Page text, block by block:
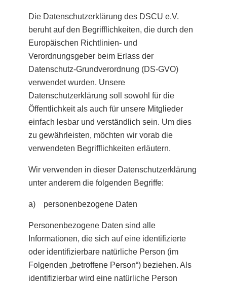
Die Datenschutzerklärung des DSCU e.V.
beruht auf den Begrifflichkeiten, die durch den
Europäischen Richtlinien- und
Verordnungsgeber beim Erlass der
Datenschutz-Grundverordnung (DS-GVO)
verwendet wurden. Unsere
Datenschutzerklärung soll sowohl für die
Öffentlichkeit als auch für unsere Mitglieder
einfach lesbar und verständlich sein. Um dies
zu gewährleisten, möchten wir vorab die
verwendeten Begrifflichkeiten erläutern.
Wir verwenden in dieser Datenschutzerklärung
unter anderem die folgenden Begriffe:
a) personenbezogene Daten
Personenbezogene Daten sind alle
Informationen, die sich auf eine identifizierte
oder identifizierbare natürliche Person (im
Folgenden „betroffene Person“) beziehen. Als
identifizierbar wird eine natürliche Person